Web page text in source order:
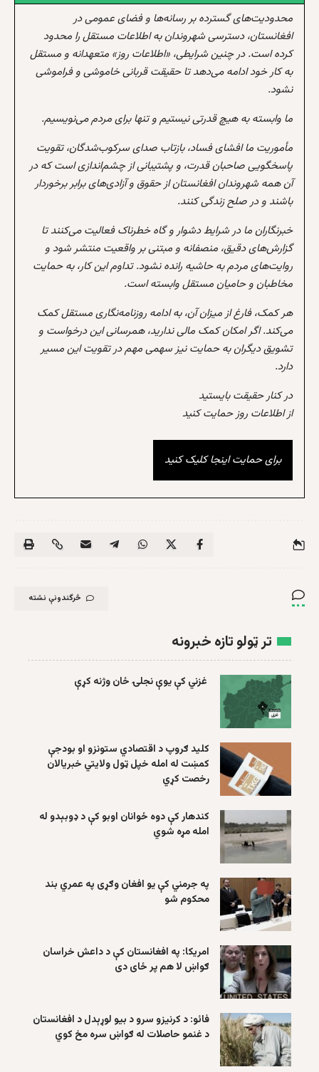
محدودیت‌های گسترده بر رسانه‌ها و فضای عمومی در
افغانستان، دسترسی شهروندان به اطلاعات مستقل را محدود
کرده است. در چنین شرایطی، «اطلاعات روز» متعهدانه و مستقل
به کار خود ادامه می‌دهد تا حقیقت قربانی خاموشی و فراموشی
نشود.
ما وابسته به هیچ قدرتی نیستیم و تنها برای مردم می‌نویسیم.
مأموریت ما افشای فساد، بازتاب صدای سرکوب‌شدگان، تقویت
پاسخگویی صاحبان قدرت، و پشتیبانی از چشم‌اندازی است که در
آن همه شهروندان افغانستان از حقوق و آزادی‌های برابر برخوردار
باشند و در صلح زندگی کنند.
خبرنگاران ما در شرایط دشوار و گاه خطرناک فعالیت می‌کنند تا
گزارش‌های دقیق، منصفانه و مبتنی بر واقعیت منتشر شود و
روایت‌های مردم به حاشیه رانده نشود. تداوم این کار، به حمایت
مخاطبان و حامیان مستقل وابسته است.
هر کمک، فارغ از میزان آن، به ادامه روزنامه‌نگاری مستقل کمک
می‌کند. اگر امکان کمک مالی ندارید، همرسانی این درخواست و
تشویق دیگران به حمایت نیز سهمی مهم در تقویت این مسیر
دارد.
در کنار حقیقت بایستید
از اطلاعات روز حمایت کنید
برای حمایت اینجا کلیک کنید
څرگندونې نشته
تر ټولو تازه خبرونه
غزني کې یوې نجلۍ ځان وژنه کړې
کلید ګروپ د اقتصادي ستونزو او بودجې
کمښت له امله خپل ټول ولایتي خبریالان
رخصت کړي
کندهار کې دوه ځوانان اوبو کې د ډوبېدو له
امله مړه شوي
په جرمني کې یو افغان وګړی په عمري بند
محکوم شو
امریکا: په افغانستان کې د داعش خراسان
ګواښ لا هم پر ځای دی
فائو: د کرنیزو سرو د بیو لوړېدل د افغانستان
د غنمو حاصلات له ګواښ سره مخ کوي